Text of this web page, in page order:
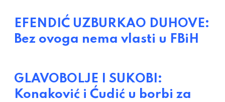
EFENDIĆ UZBURKAO DUHOVE:
Bez ovoga nema vlasti u FBiH
GLAVOBOLJE I SUKOBI:
Konaković i Ćudić u borbi za